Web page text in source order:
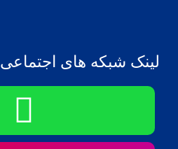
لینک شبکه های اجتماعی